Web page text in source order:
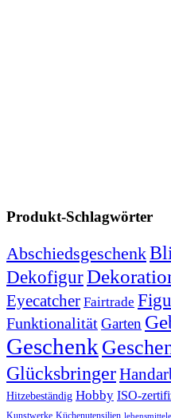
Produkt-Schlagwörter
Abschiedsgeschenk
Dekofigur
Eyecatcher Fairtrade
FunktionalitätGarten
Geschenk
Glücksbringer
Hitzebeständig Hobby ISO-
Kunstwerke Küchenutensilien